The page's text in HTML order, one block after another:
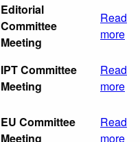
Editorial
Committee
Meeting
Read
more
IPT Committee
Meeting
Read
more
EU Committee
Meeting
Read
more